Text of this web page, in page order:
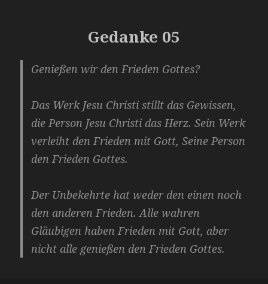
Gedanke 05
Genießen wir den Frieden Gottes?
Das Werk Jesu Christi stillt das Gewissen,
die Person Jesu Christi das Herz. Sein Werk
verleiht den Frieden mit Gott, Seine Person
den Frieden Gottes.
Der Unbekehrte hat weder den einen noch
den anderen Frieden. Alle wahren
Gläubigen haben Frieden mit Gott, aber
nicht alle genießen den Frieden Gottes.